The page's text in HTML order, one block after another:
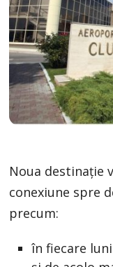
Noua destinaţie
conexiune spre
precum:
în fiecare